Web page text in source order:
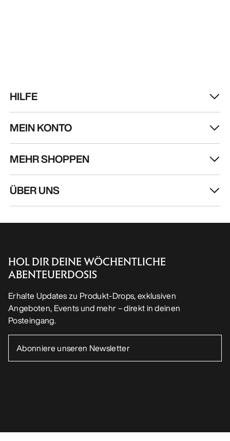
HILFE
MEIN KONTO
MEHR SHOPPEN
ÜBER UNS
HOL DIR DEINE WÖCHENTLICHE
ABENTEUERDOSIS
Erhalte Updates zu Produkt-Drops, exklusiven
Angeboten, Events und mehr – direkt in deinen
Posteingang.